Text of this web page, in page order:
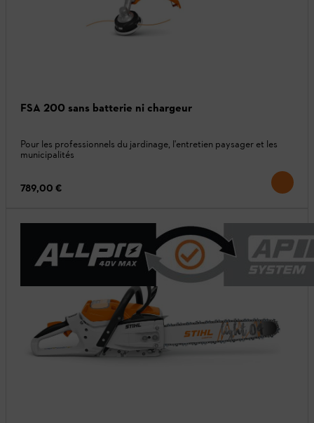
FSA 200 sans batterie ni chargeur
Pour les professionnels du jardinage, l'entretien paysager et les
municipalités
789,00 €